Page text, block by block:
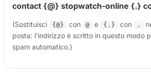
contact {@} stopwatch-online {.}
(Sostituisci {@} con @ e {.} con .
posta: l'indirizzo è scritto in questo modo
spam automatico.)